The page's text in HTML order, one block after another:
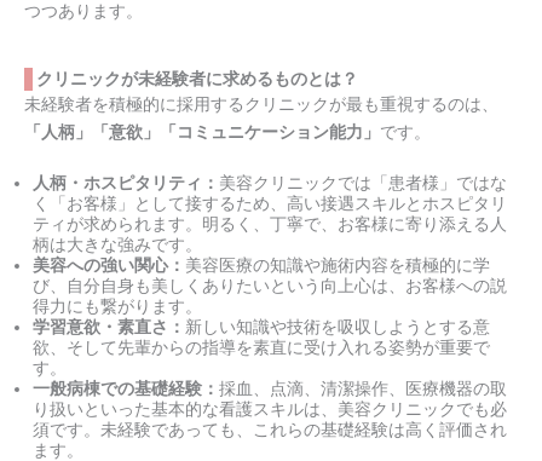
つつあります。
クリニックが未経験者に求めるものとは？
未経験者を積極的に採用するクリニックが最も重視するのは、
「人柄」「意欲」「コミュニケーション能力」 です。
人柄・ホスピタリティ： 美容クリニックでは「患者様」ではな
く「お客様」として接するため、高い接遇スキルとホスピタリ
ティが求められます。明るく、丁寧で、お客様に寄り添える人
柄は大きな強みです。
美容への強い関心： 美容医療の知識や施術内容を積極的に学
び、自分自身も美しくありたいという向上心は、お客様への説
得力にも繋がります。
学習意欲・素直さ： 新しい知識や技術を吸収しようとする意
欲、そして先輩からの指導を素直に受け入れる姿勢が重要で
す。
一般病棟での基礎経験： 採血、点滴、清潔操作、医療機器の取
り扱いといった基本的な看護スキルは、美容クリニックでも必
須です。未経験であっても、これらの基礎経験は高く評価され
ます。